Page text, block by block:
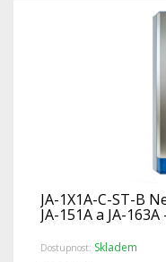
JA-1X1A-C-ST-B
JA-151A a JA-
Dostupnost: Skladem